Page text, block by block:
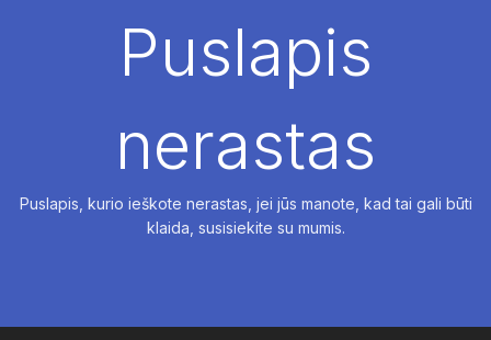
Puslapis
nerastas
Puslapis, kurio ieškote nerastas, jei jūs manote, kad tai gali būti
klaida, susisiekite su mumis.